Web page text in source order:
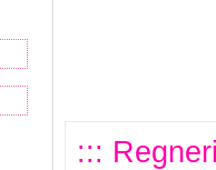
:::